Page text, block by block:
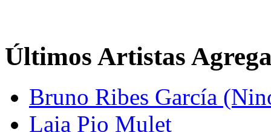
Últimos Artistas
Bruno Ribes García
Laia Pio Mulet